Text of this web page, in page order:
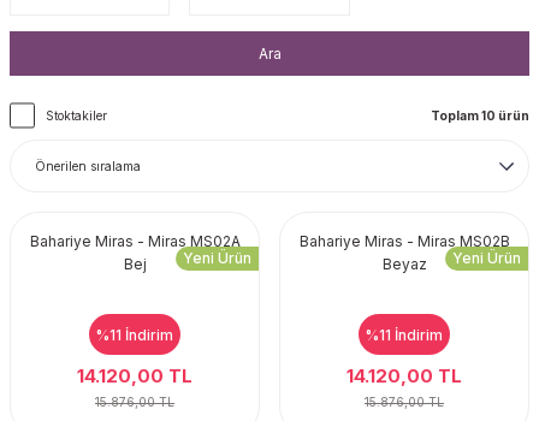
Ara
Stoktakiler Toplam 10 ürün
Yeni Ürün
Bahariye Miras - Miras MS02A
Bej
%11 İndirim
14.120,00 TL
15.876,00 TL
Yeni Ürün
Bahariye Miras - Miras MS02B
Beyaz
%11 İndirim
14.120,00 TL
15.876,00 TL